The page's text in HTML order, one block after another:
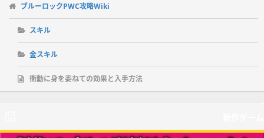
ブルーロックPWC攻略Wiki
スキル
金スキル
衝動に身を委ねての効果と入手方法